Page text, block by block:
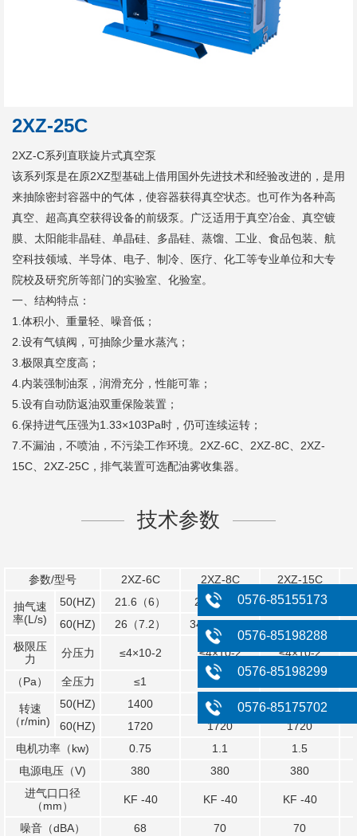
2XZ-25C
2XZ-C系列直联旋片式真空泵
该系列泵是在原2XZ型基础上借用国外先进技术和经验改进的，是用
来抽除密封容器中的气体，使容器获得真空状态。也可作为各种高
真空、超高真空获得设备的前级泵。广泛适用于真空冶金、真空镀
膜、太阳能非晶硅、单晶硅、多晶硅、蒸馏、工业、食品包装、航
空科技领域、半导体、电子、制冷、医疗、化工等专业单位和大专
院校及研究所等部门的实验室、化验室。
一、结构特点：
1.体积小、重量轻、噪音低；
2.设有气镇阀，可抽除少量水蒸汽；
3.极限真空度高；
4.内装强制油泵，润滑充分，性能可靠；
5.设有自动防返油双重保险装置；
6.保持进气压强为1.33×103Pa时，仍可连续运转；
7.不漏油，不喷油，不污染工作环境。2XZ-6C、2XZ-8C、2XZ-
15C、2XZ-25C，排气装置可选配油雾收集器。
技术参数
参数/型号 2XZ-6C 2XZ-8C 2XZ-15C
抽气速
率(L/s)
50(HZ) 21.6（6） 28.8（8） 54（15）
60(HZ)
26（7.2） 34.5（9.6） 64.8（18）
极限压
力
分压力 ≤4×10-2 ≤4×10-2 ≤4×10-2
（Pa） 全压力 ≤1 ≤1
转速
（r/min)
50(HZ) 1400 1400
1400
60(HZ)
1720 1720
1720
电机功率（kw)
0.75 1.1
1.5
电源电压（V)
380 380
380
进气口口径
（mm）
KF -40 KF -40 KF -40
噪音（dBA） 68 70
70
0576-85155173
0576-85198288
0576-85198299
0576-85175702